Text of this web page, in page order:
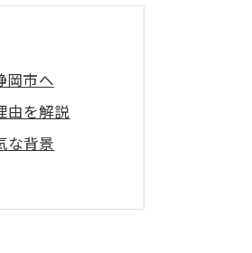
岡市へ
由を解説
な背景
魅力
注目の訳